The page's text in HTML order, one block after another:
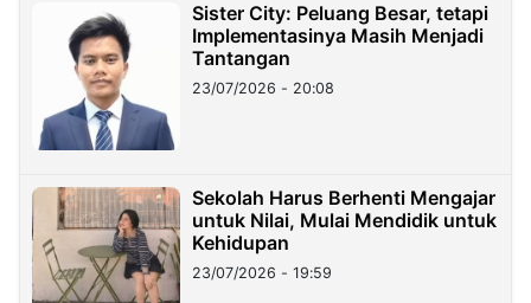
Sister City: Peluang Besar, tetapi
Implementasinya Masih Menjadi
Tantangan
23/07/2026 - 20:08
Sekolah Harus Berhenti Mengajar
untuk Nilai, Mulai Mendidik untuk
Kehidupan
23/07/2026 - 19:59